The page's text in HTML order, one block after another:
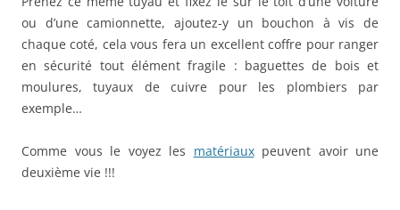
ou d’une camionnette, ajoutez-y un bouchon à vis de
chaque coté, cela vous fera un excellent coffre pour ranger
en sécurité tout élément fragile : baguettes de bois et
moulures, tuyaux de cuivre pour les plombiers par
exemple…
Comme vous le voyez les matériauxpeuvent avoir une
deuxième vie !!!